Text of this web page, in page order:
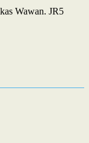
Wawan. JR5